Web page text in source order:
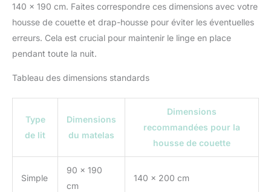
140 x 190 cm. Faites correspondre ces dimensions avec votre
housse de couette et drap-housse pour éviter les éventuelles
erreurs. Cela est crucial pour maintenir le linge en place
pendant toute la nuit.
Tableau des dimensions standards
Type
de lit
Dimensions
du matelas
Dimensions
recommandées pour la
housse de couette
Simple
90 x 190
cm
140 x 200 cm